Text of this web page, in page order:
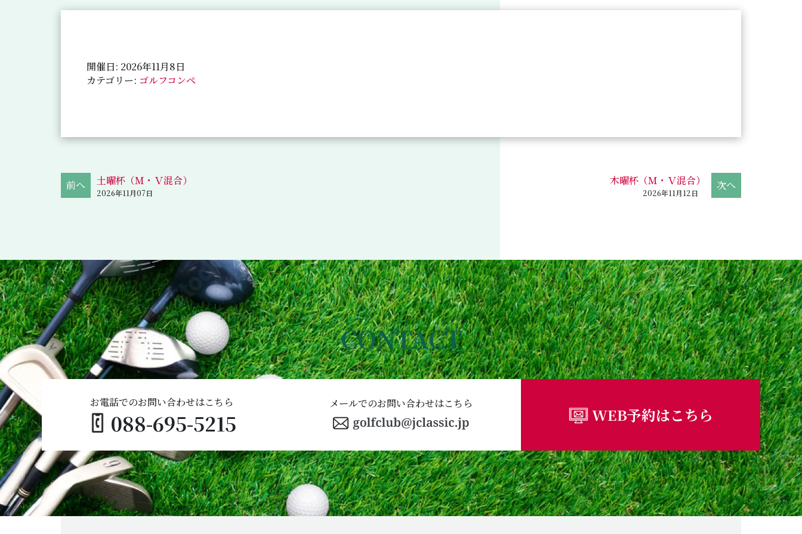
開催日: 2026年11月8日
カテゴリー: ゴルフコンペ
土曜杯（Ｍ・Ｖ混合）
2026年11月07日
木曜杯（Ｍ・Ｖ混合）
2026年11月12日
CONTACT
088-695-5215
お電話でのお問い合わせはこちら メールでのお問い合わせはこちら
WEB予約はこちら